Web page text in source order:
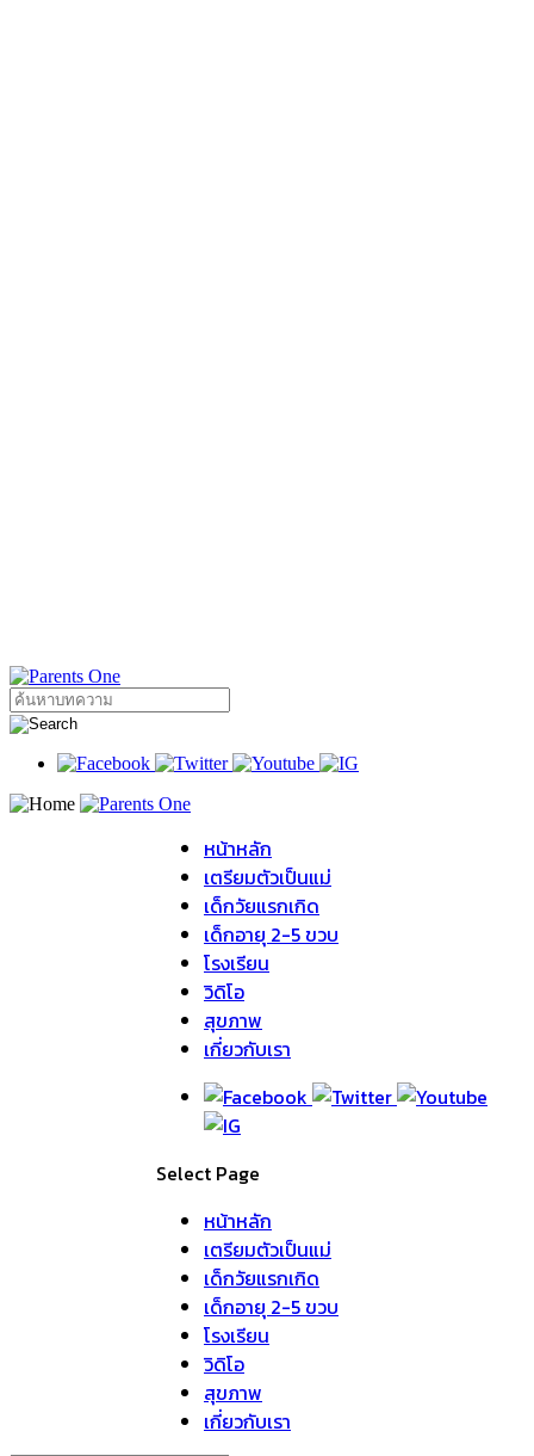
หน้าหลัก
เตรียมตัวเป็นแม่
เด็กวัยแรกเกิด
เด็กอายุ 2-5 ขวบ
โรงเรียน
วิดิโอ
สุขภาพ
เกี่ยวกับเรา
Select Page
หน้าหลัก
เตรียมตัวเป็นแม่
เด็กวัยแรกเกิด
เด็กอายุ 2-5 ขวบ
โรงเรียน
วิดิโอ
สุขภาพ
เกี่ยวกับเรา